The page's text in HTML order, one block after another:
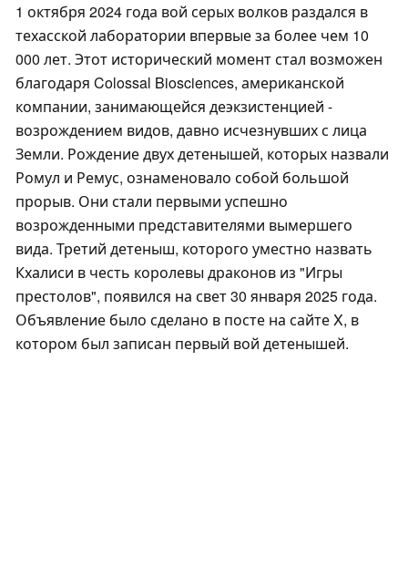
1 октября 2024 года вой серых волков раздался в
техасской лаборатории впервые за более чем 10
000 лет. Этот исторический момент стал возможен
благодаря Colossal Biosciences, американской
компании, занимающейся деэкзистенцией -
возрождением видов, давно исчезнувших с лица
Земли. Рождение двух детенышей, которых назвали
Ромул и Ремус, ознаменовало собой большой
прорыв. Они стали первыми успешно
возрожденными представителями вымершего
вида. Третий детеныш, которого уместно назвать
Кхалиси в честь королевы драконов из "Игры
престолов", появился на свет 30 января 2025 года.
Объявление было сделано в посте на сайте X, в
котором был записан первый вой детенышей.